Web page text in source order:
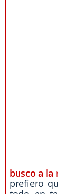
busco a la
prefiero